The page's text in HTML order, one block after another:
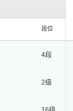
段位
4段
2级